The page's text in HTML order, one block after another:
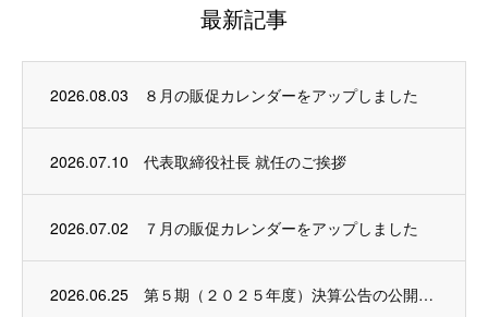
最新記事
2026.08.03 ８月の販促カレンダーをアップしました
2026.07.10 代表取締役社長 就任のご挨拶
2026.07.02 ７月の販促カレンダーをアップしました
2026.06.25 第５期（２０２５年度）決算公告の公開について